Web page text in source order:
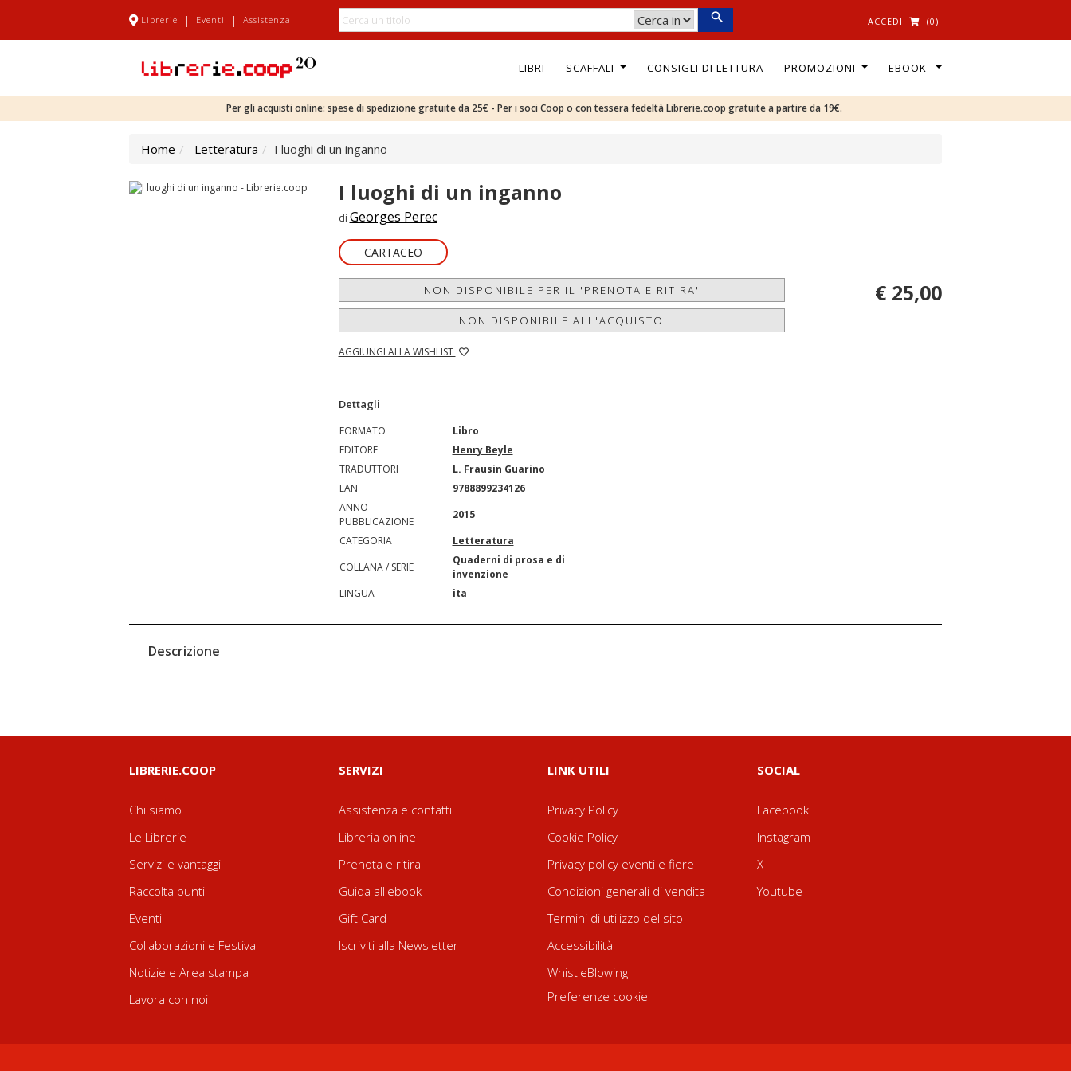
Librerie | Eventi | Assistenza ACCEDI (0)
LIBRI SCAFFALI CONSIGLI DI LETTURA PROMOZIONI EBOOK
Per gli acquisti online: spese di spedizione gratuite da 25€ - Per i soci Coop o con tessera fedeltà Librerie.coop gratuite a partire da 19€.
Home Letteratura I luoghi di un inganno
I luoghi di un inganno
di Georges Perec
CARTACEO
NON DISPONIBILE PER IL 'PRENOTA E RITIRA'
NON DISPONIBILE ALL'ACQUISTO
AGGIUNGI ALLA WISHLIST
€ 25,00
Dettagli
FORMATO
Libro
EDITORE
Henry Beyle
TRADUTTORI
L. Frausin Guarino
EAN
9788899234126
ANNO
PUBBLICAZIONE
2015
CATEGORIA
Letteratura
COLLANA / SERIE
Quaderni di prosa e di
invenzione
LINGUA
ita
Descrizione
LIBRERIE.COOP
Chi siamo
Le Librerie
Servizi e vantaggi
Raccolta punti
Eventi
Collaborazioni e Festival
Notizie e Area stampa
Lavora con noi
SERVIZI
Assistenza e contatti
Libreria online
Prenota e ritira
Guida all'ebook
Gift Card
Iscriviti alla Newsletter
LINK UTILI
Privacy Policy
Cookie Policy
Privacy policy eventi e fiere
Condizioni generali di vendita
Termini di utilizzo del sito
Accessibilità
WhistleBlowing
Preferenze cookie
SOCIAL
Facebook
Instagram
X
Youtube